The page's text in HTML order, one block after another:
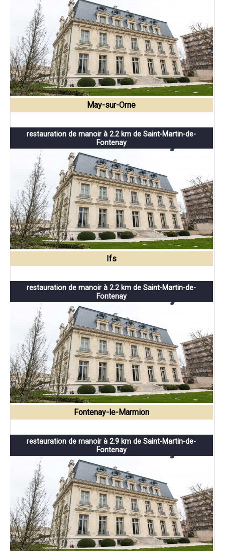
May-sur-Orne
restauration de manoir à 2.2 km de Saint-Martin-de-
Fontenay
Ifs
restauration de manoir à 2.2 km de Saint-Martin-de-
Fontenay
Fontenay-le-Marmion
restauration de manoir à 2.9 km de Saint-Martin-de-
Fontenay